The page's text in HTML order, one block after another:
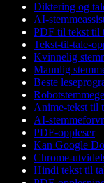
Diktering og
AI-
PDF til tekst til
Tekst-til-tale-
Kvinnelig
Mannlig
Beste
Anime-tekst til
AI-
PDF-oppleser
Kan Google
Chrome-
Hindi tekst til